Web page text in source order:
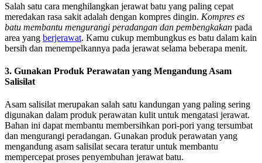
Salah satu cara menghilangkan jerawat batu yang paling cepat
meredakan rasa sakit adalah dengan kompres dingin. Kompres es
batu membantu mengurangi peradangan dan pembengkakan pada
area yang berjerawat. Kamu cukup membungkus es batu dalam kain
bersih dan menempelkannya pada jerawat selama beberapa menit.
3. Gunakan Produk Perawatan yang Mengandung Asam
Salisilat
Asam salisilat merupakan salah satu kandungan yang paling sering
digunakan dalam produk perawatan kulit untuk mengatasi jerawat.
Bahan ini dapat membantu membersihkan pori-pori yang tersumbat
dan mengurangi peradangan. Gunakan produk perawatan yang
mengandung asam salisilat secara teratur untuk membantu
mempercepat proses penyembuhan jerawat batu.